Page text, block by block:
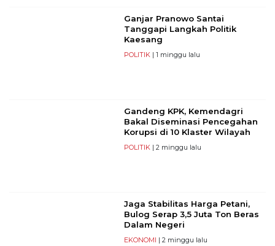
Ganjar Pranowo Santai
Tanggapi Langkah Politik
Kaesang
POLITIK| 1 minggu lalu
Gandeng KPK, Kemendagri
Bakal Diseminasi Pencegahan
Korupsi di 10 Klaster Wilayah
POLITIK| 2 minggu lalu
Jaga Stabilitas Harga Petani,
Bulog Serap 3,5 Juta Ton Beras
Dalam Negeri
EKONOMI | 2 minggu lalu